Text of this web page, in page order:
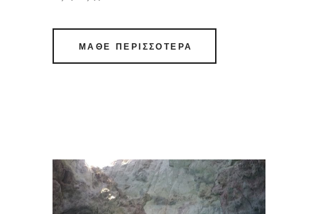
ΜΑΘΕ ΠΕΡΙΣΣΟΤΕΡΑ